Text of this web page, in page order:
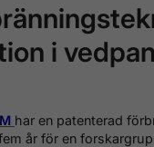
i
har en patenterad
år för en